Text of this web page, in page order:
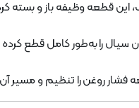
قطعه وظیفه باز و بسته
سیال را به‌طور کامل قطع
روغن را تنظیم و مسیر